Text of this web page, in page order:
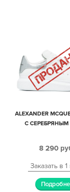
ALEXANDER
С СЕРЕБРЯНЫМ
8 290
Заказать в 1